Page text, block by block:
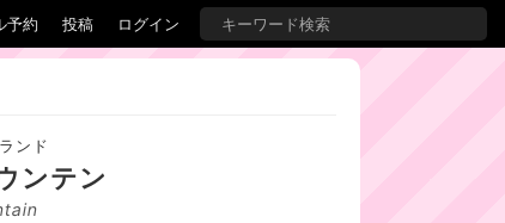
予約 投稿 ログイン
ンド
ンテン